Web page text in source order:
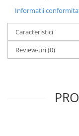
Informatii
Caracteristici
Review-uri(0)